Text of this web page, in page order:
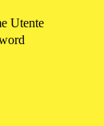
Utente